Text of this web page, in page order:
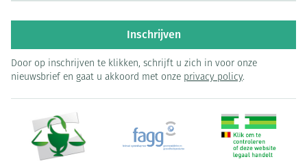
Inschrijven
Door op inschrijven te klikken, schrijft u zich in voor onze
nieuwsbrief en gaat u akkoord met onze privacy policy.